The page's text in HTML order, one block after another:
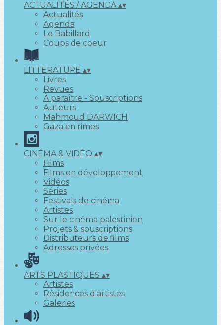
ACTUALITÉS / AGENDA▴▾
Actualités
Agenda
Le Babillard
Coups de coeur
LITTERATURE ▴▾
Livres
Revues
À paraître - Souscriptions
Auteurs
Mahmoud DARWICH
Gaza en rimes
CINÉMA & VIDÉO ▴▾
Films
Films en développement
Vidéos
Séries
Festivals de cinéma
Artistes
Sur le cinéma palestinien
Projets & souscriptions
Distributeurs de films
Adresses privées
ARTS PLASTIQUES ▴▾
Artistes
Résidences d'artistes
Galeries